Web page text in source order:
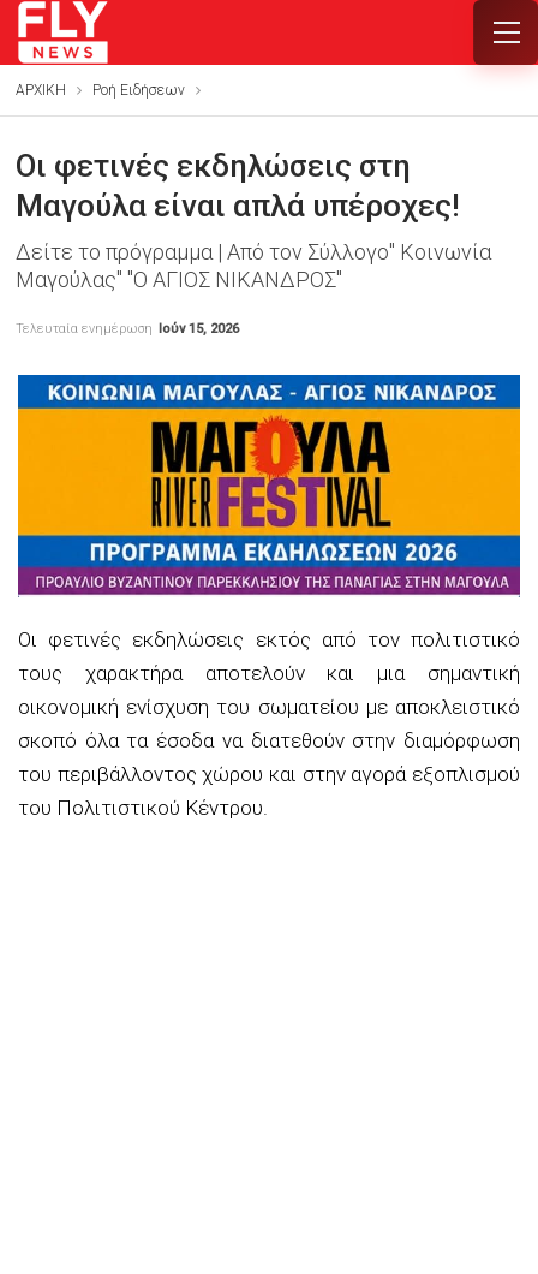
ΑΡΧΙΚΗ Ροή Ειδήσεων
Οι φετινές εκδηλώσεις στη
Μαγούλα είναι απλά υπέροχες!
Δείτε το πρόγραμμα | Από τον Σύλλογο" Κοινωνία
Μαγούλας" "Ο ΑΓΙΟΣ ΝΙΚΑΝΔΡΟΣ"
Τελευταία ενημέρωση Ιούν 15, 2026
Οι φετινές εκδηλώσεις εκτός από τον πολιτιστικό
τους χαρακτήρα αποτελούν και μια σημαντική
οικονομική ενίσχυση του σωματείου με αποκλειστικό
σκοπό όλα τα έσοδα να διατεθούν στην διαμόρφωση
του περιβάλλοντος χώρου και στην αγορά εξοπλισμού
του Πολιτιστικού Κέντρου.